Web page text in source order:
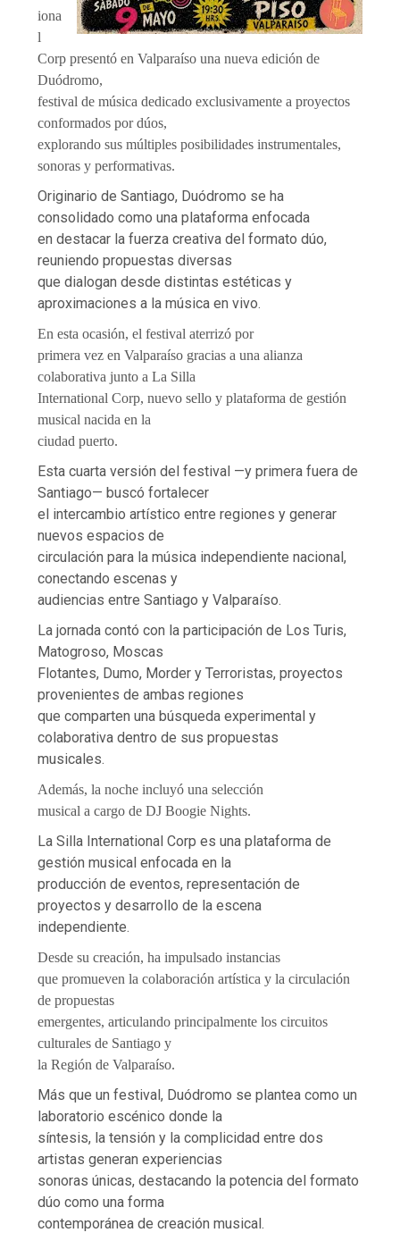
iona
l
Corp presentó en Valparaíso una nueva edición de
Duódromo,
festival de música dedicado exclusivamente a proyectos
conformados por dúos,
explorando sus múltiples posibilidades instrumentales,
sonoras y performativas.
Originario de Santiago, Duódromo se ha
consolidado como una plataforma enfocada
en destacar la fuerza creativa del formato dúo,
reuniendo propuestas diversas
que dialogan desde distintas estéticas y
aproximaciones a la música en vivo.
En esta ocasión, el festival aterrizó por
primera vez en Valparaíso gracias a una alianza
colaborativa junto a La Silla
International Corp, nuevo sello y plataforma de gestión
musical nacida en la
ciudad puerto.
Esta cuarta versión del festival —y primera fuera de
Santiago— buscó fortalecer
el intercambio artístico entre regiones y generar
nuevos espacios de
circulación para la música independiente nacional,
conectando escenas y
audiencias entre Santiago y Valparaíso.
La jornada contó con la participación de Los Turis,
Matogroso, Moscas
Flotantes, Dumo, Morder y Terroristas, proyectos
provenientes de ambas regiones
que comparten una búsqueda experimental y
colaborativa dentro de sus propuestas
musicales.
Además, la noche incluyó una selección
musical a cargo de DJ Boogie Nights.
La Silla International Corp es una plataforma de
gestión musical enfocada en la
producción de eventos, representación de
proyectos y desarrollo de la escena
independiente.
Desde su creación, ha impulsado instancias
que promueven la colaboración artística y la circulación
de propuestas
emergentes, articulando principalmente los circuitos
culturales de Santiago y
la Región de Valparaíso.
Más que un festival, Duódromo se plantea como un
laboratorio escénico donde la
síntesis, la tensión y la complicidad entre dos
artistas generan experiencias
sonoras únicas, destacando la potencia del formato
dúo como una forma
contemporánea de creación musical.